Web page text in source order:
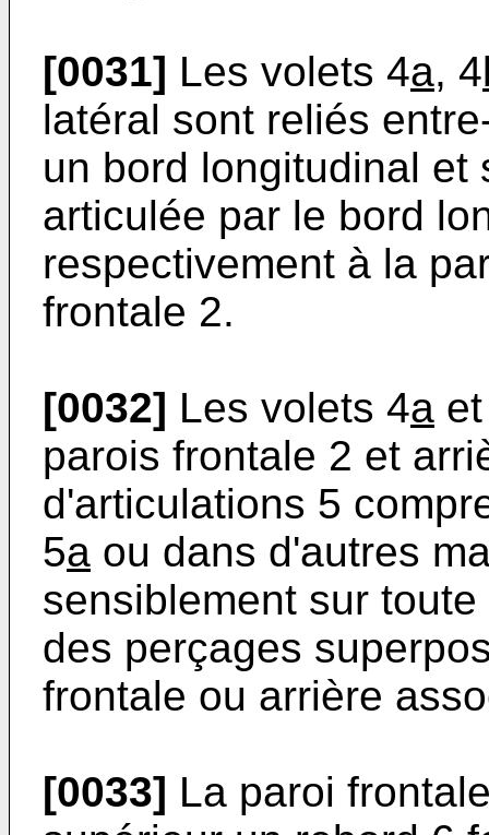
[0031] Les volets 4a, 4
latéral sont reliés
un bord longitudinal et
articulée par le bord
respectivement à la
frontale 2.
[0032] Les volets 4a
parois frontale 2 et
d'articulations 5
5a ou dans d'autres
sensiblement sur
des perçages
frontale ou arrière
[0033] La paroi